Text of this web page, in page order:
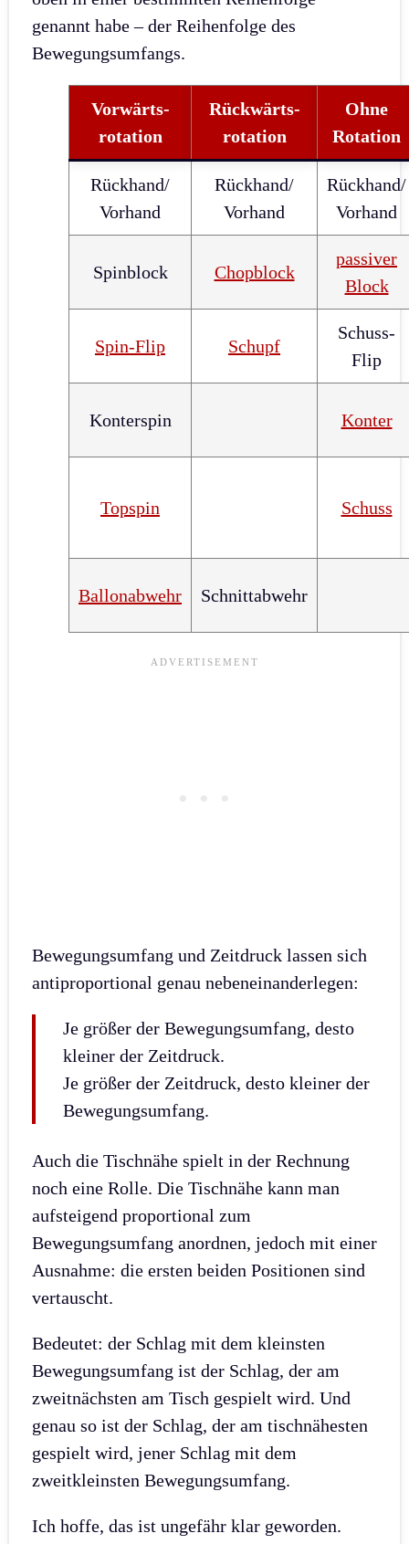
genannt habe – der Reihenfolge des
Bewegungsumfangs.
Vorwärts-
rotation
Rückwärts-
rotation
Ohne
Rotation
Rückhand/
Vorhand
Rückhand/
Vorhand
Rückhand/
Vorhand
Spinblock Chopblock
passiver
Block
Spin-Flip Schupf
Schuss-
Flip
Konterspin Konter
Topspin Schuss
Ballonabwehr Schnittabwehr
Bewegungsumfang und Zeitdruck lassen sich
antiproportional genau nebeneinanderlegen:
Je größer der Bewegungsumfang, desto
kleiner der Zeitdruck.
Je größer der Zeitdruck, desto kleiner der
Bewegungsumfang.
Auch die Tischnähe spielt in der Rechnung
noch eine Rolle. Die Tischnähe kann man
aufsteigend proportional zum
Bewegungsumfang anordnen, jedoch mit einer
Ausnahme: die ersten beiden Positionen sind
vertauscht.
Bedeutet: der Schlag mit dem kleinsten
Bewegungsumfang ist der Schlag, der am
zweitnächsten am Tisch gespielt wird. Und
genau so ist der Schlag, der am tischnähesten
gespielt wird, jener Schlag mit dem
zweitkleinsten Bewegungsumfang.
Ich hoffe, das ist ungefähr klar geworden.